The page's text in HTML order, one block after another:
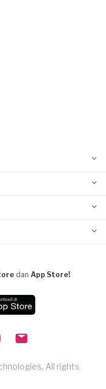
dan App Store!
All rights